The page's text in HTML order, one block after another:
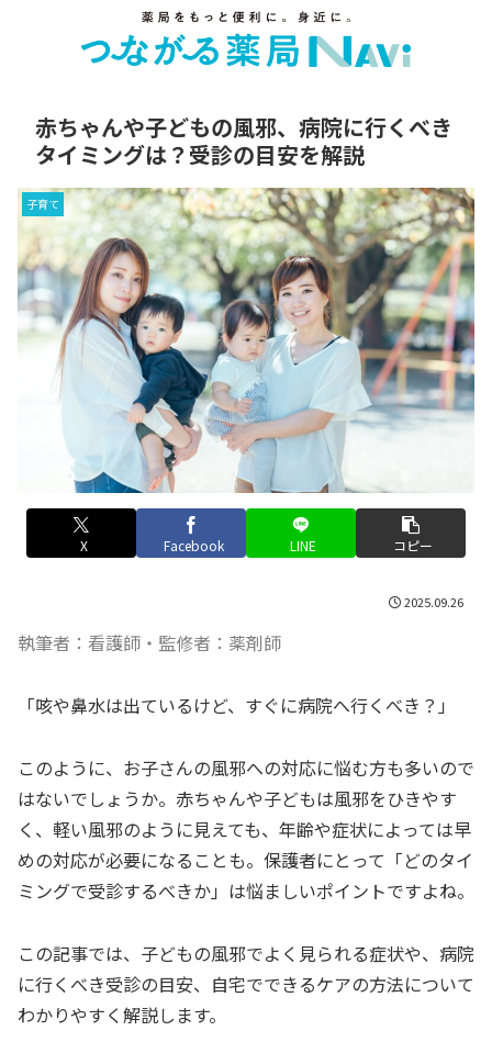
赤ちゃんや子どもの風邪、病院に行くべき
タイミングは？受診の目安を解説
子育て
X Facebook LINE コピー
2025.09.26
執筆者：看護師・監修者：薬剤師
「咳や鼻水は出ているけど、すぐに病院へ行くべき？」
このように、お子さんの風邪への対応に悩む方も多いので
はないでしょうか。赤ちゃんや子どもは風邪をひきやす
く、軽い風邪のように見えても、年齢や症状によっては早
めの対応が必要になることも。保護者にとって「どのタイ
ミングで受診するべきか」は悩ましいポイントですよね。
この記事では、子どもの風邪でよく見られる症状や、病院
に行くべき受診の目安、自宅でできるケアの方法について
わかりやすく解説します。